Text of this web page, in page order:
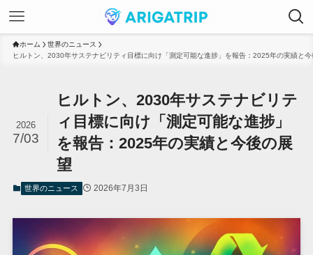
ホーム
世界のニュース
ヒルトン、2030年サステナビリティ目標に向け「測定可能な進捗」を報告：2025年の実績と今
ヒルトン、2030年サステナビリテ
ィ目標に向け「測定可能な進捗」
を報告：2025年の実績と今後の展
望
2026
7/03
世界のニュース 2026年7月3日